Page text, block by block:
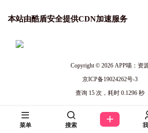
本站由酷盾安全提供CDN加速服务
Copyright © 2026APP喵：资
京ICP备19024262号-3
查询 15 次，耗时 0.1296 秒
菜单 搜索